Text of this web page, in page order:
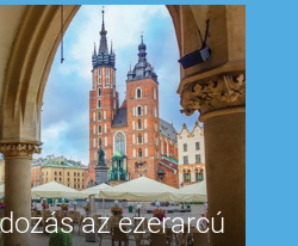
az ezerarcú